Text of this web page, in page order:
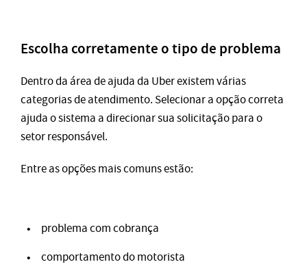
Escolha corretamente o tipo de problema
Dentro da área de ajuda da Uber existem várias
categorias de atendimento. Selecionar a opção correta
ajuda o sistema a direcionar sua solicitação para o
setor responsável.
Entre as opções mais comuns estão:
problema com cobrança
comportamento do motorista